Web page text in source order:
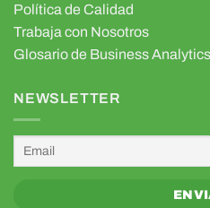
Política de Calidad
Trabaja con Nosotros
Glosario de Business Analytics
NEWSLETTER